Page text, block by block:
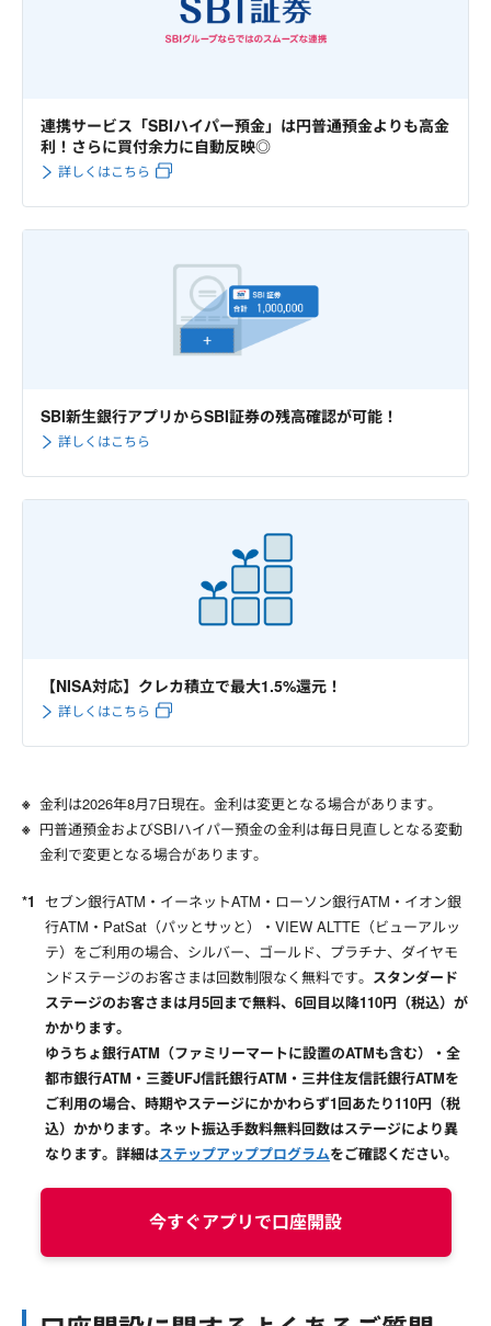
連携サービス「SBIハイパー預金」は円普通預金よりも高金
利！さらに買付余力に自動反映◎
詳しくはこちら
SBI新生銀行アプリからSBI証券の残高確認が可能！
詳しくはこちら
【NISA対応】クレカ積立で最大1.5%還元！
詳しくはこちら
金利は2026年8月7日現在。金利は変更となる場合があります。
円普通預金およびSBIハイパー預金の金利は毎日見直しとなる変動
金利で変更となる場合があります。
セブン銀行ATM・イーネットATM・ローソン銀行ATM・イオン銀
行ATM・PatSat（パッとサッと）・VIEW ALTTE（ビューアルッ
テ）をご利用の場合、シルバー、ゴールド、プラチナ、ダイヤモ
ンドステージのお客さまは回数制限なく無料です。 スタンダード
ステージのお客さまは月5回まで無料、6回目以降110円（税込）が
かかります。
ゆうちょ銀行ATM（ファミリーマートに設置のATMも含む）・全
都市銀行ATM・三菱UFJ信託銀行ATM・三井住友信託銀行ATMを
ご利用の場合、時期やステージにかかわらず1回あたり110円（税
込）かかります。ネット振込手数料無料回数はステージにより異
なります。詳細はステップアッププログラムをご確認ください。
今すぐアプリで口座開設